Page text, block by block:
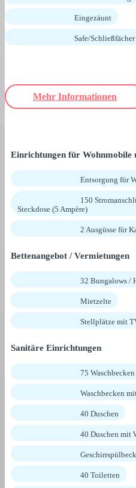
Eingezäunt
Safe/Schließfächer
Mehr Informationen
Einrichtungen für Wohnmobile
Entsorgung für
150
Steckdose (5 Ampère)
2 Ausgüsse für
Bettenangebot / Vermietungen
32 Bungalows /
Mietzelte
Stellplätze mit
Sanitäre Einrichtungen
75 Waschbecken
Waschbecken
40 Duschen
40 Duschen mit
40 Toiletten